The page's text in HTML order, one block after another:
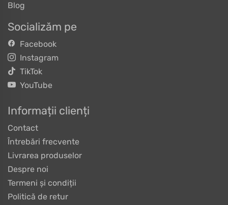
Blog
Socializăm pe
Facebook
Instagram
TikTok
YouTube
Informații clienți
Contact
Întrebări frecvente
Livrarea produselor
Despre noi
Termeni și condiții
Politică de retur